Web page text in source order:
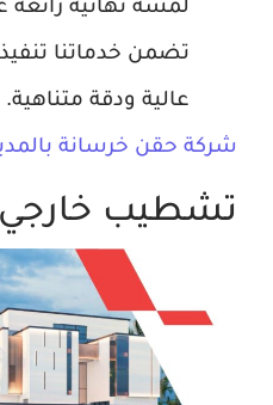
تضمن خدماتنا
عالية ودقة متناهية.
شركة حقن خرسانة
تشطيب خارجي